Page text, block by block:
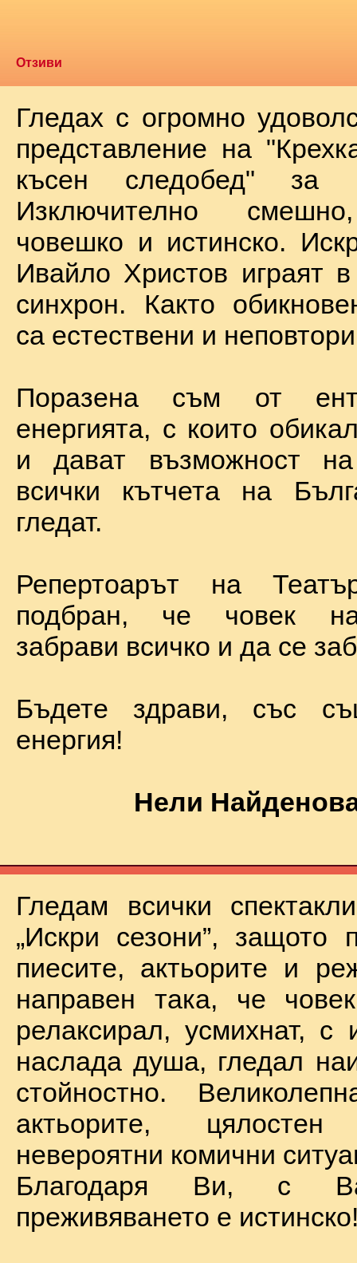
Отзиви
Гледах с огромно
представление на
късен следобед" за
Изключително
човешко и истинско.
Ивайло Христов играят
синхрон. Както
са естествени и
Поразена съм от
енергията, с които
и дават възможност
всички кътчета на
гледат.
Репертоарът на
подбран, че човек
забрави всичко и да се
Бъдете здрави, със
енергия!
Нели
Гледам всички
„Искри сезони”, защото
пиесите, актьорите и
направен така, че
релаксирал, усмихнат, с
наслада душа, гледал
стойностно.
актьорите, цялостен
невероятни комични
Благодаря Ви, с
преживяването е